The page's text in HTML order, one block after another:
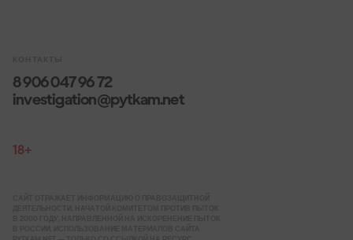
18+
8 906 047 96 72
investigation@pytkam.net